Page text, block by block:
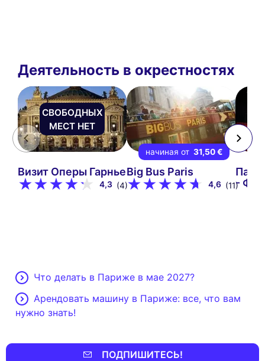
Деятельность в окрестностях
СВОБОДНЫХ
МЕСТ НЕТ
Визит Оперы Гарнье
4,3 (4)
начиная от 31,50 €
Big Bus Paris
4,6 (11)-
Что делать в Париже в мае 2027?
Арендовать машину в Париже: все, что вам
нужно знать!
ПОДПИШИТЕСЬ!